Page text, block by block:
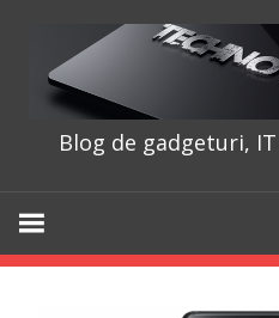
content
Blog de gadgeturi,